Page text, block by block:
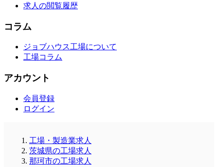
求人の閲覧履歴
コラム
ジョブハウス工場について
工場コラム
アカウント
会員登録
ログイン
工場・製造業求人
茨城県の工場求人
那珂市の工場求人